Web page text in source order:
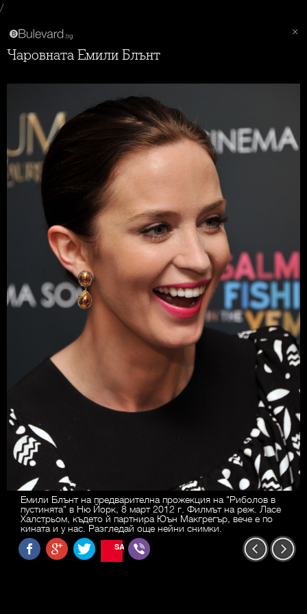
/
Чаровната Емили Блънт
Емили Блънт на предварителна прожекция на "Риболов в
пустинята" в Ню Йорк, 8 март 2012 г. Филмът на реж. Ласе
Халстрьом, където й партнира Юън Макгрегър, вече е по
кината и у нас. Разгледай още нейни снимки.
SAVE